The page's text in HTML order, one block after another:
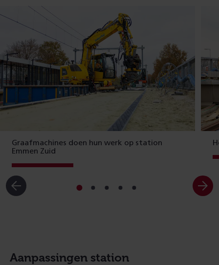
Graafmachines doen hun werk op station
Emmen Zuid
Ga
Ga
Ga
Ga
Ga
Aanpassingen station